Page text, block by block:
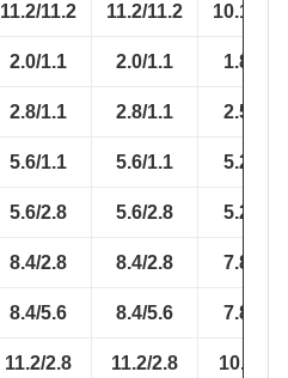
11.2/11.2 11.2/11.2 10.1/
2.0/1.1 2.0/1.1 1.8/0.9
2.8/1.1 2.8/1.1 2.5/0.9
5.6/1.1 5.6/1.1 5.2/0.9
5.6/2.8 5.6/2.8 5.2/2.5
8.4/2.8 8.4/2.8 7.8/2.5
8.4/5.6 8.4/5.6 7.8/5.2
11.2/2.8 11.2/2.8 10.1/2.5